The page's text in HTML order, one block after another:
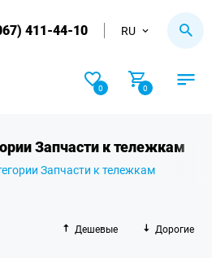
411-44-10 RU
0 0
Запчасти к тележкам
Запчасти к тележкам
Дешевые Дорогие